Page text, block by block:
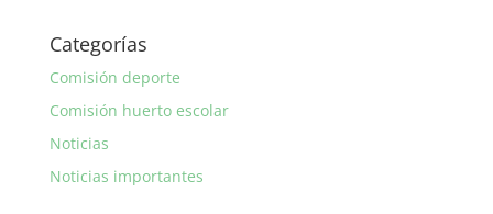
Categorías
Comisión deporte
Comisión huerto escolar
Noticias
Noticias importantes